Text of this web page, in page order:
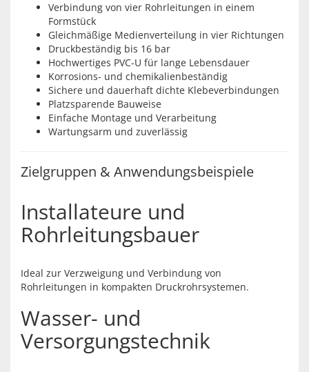
Verbindung von vier Rohrleitungen in einem
Formstück
Gleichmäßige Medienverteilung in vier Richtungen
Druckbeständig bis 16 bar
Hochwertiges PVC-U für lange Lebensdauer
Korrosions- und chemikalienbeständig
Sichere und dauerhaft dichte Klebeverbindungen
Platzsparende Bauweise
Einfache Montage und Verarbeitung
Wartungsarm und zuverlässig
Zielgruppen & Anwendungsbeispiele
Installateure und
Rohrleitungsbauer
Ideal zur Verzweigung und Verbindung von
Rohrleitungen in kompakten Druckrohrsystemen.
Wasser- und
Versorgungstechnik